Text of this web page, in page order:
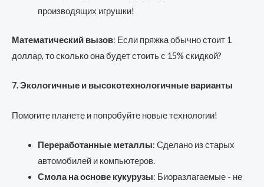
производящих игрушки!
Математический вызов: Если пряжка обычно стоит 1
доллар, то сколько она будет стоить с 15% скидкой?
7. Экологичные и высокотехнологичные варианты
Помогите планете и попробуйте новые технологии!
Переработанные металлы: Сделано из старых
автомобилей и компьютеров.
Смола на основе кукурузы: Биоразлагаемые - не